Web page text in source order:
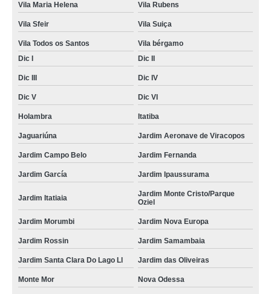
Vila Maria Helena Vila Rubens
Vila Sfeir Vila Suiça
Vila Todos os Santos
Vila bérgamo
Dic I
Dic II
Dic III Dic IV
Dic V Dic VI
Holambra Itatiba
Jaguariúna Jardim Aeronave de Viracopos
Jardim Campo Belo Jardim Fernanda
Jardim García Jardim Ipaussurama
Jardim Itatiaia
Jardim Monte Cristo/Parque
Oziel
Jardim Morumbi Jardim Nova Europa
Jardim Rossin Jardim Samambaia
Jardim Santa Clara Do Lago Ll Jardim das Oliveiras
Monte Mor Nova Odessa